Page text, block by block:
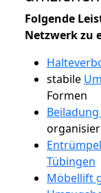
Folgende
Netzwerk zu
stabile
Formen
Tübingen
Möbellift